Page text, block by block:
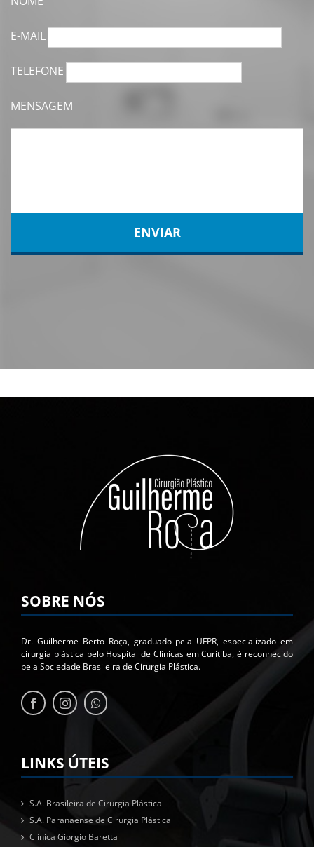
E-MAIL
TELEFONE
MENSAGEM
SOBRE NÓS
Dr. Guilherme Berto Roça, graduado pela UFPR, especializado em
cirurgia plástica pelo Hospital de Clínicas em Curitiba, é reconhecido
pela Sociedade Brasileira de Cirurgia Plástica.
LINKS ÚTEIS
S.A. Brasileira de Cirurgia Plástica
S.A. Paranaense de Cirurgia Plástica
Clínica Giorgio Baretta